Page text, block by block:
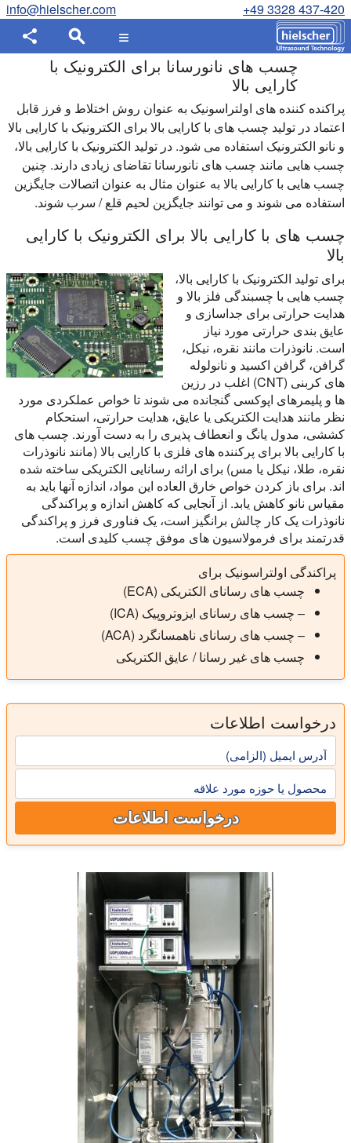
+49 3328 437-420
info@hielscher.com
چسب های نانورسانا برای الکترونیک با
کارایی بالا
پراکنده کننده های اولتراسونیک به عنوان روش اختلاط و فرز قابل
اعتماد در تولید چسب های با کارایی بالا برای الکترونیک با کارایی بالا
و نانو الکترونیک استفاده می شود. در تولید الکترونیک با کارایی بالا،
چسب هایی مانند چسب های نانورسانا تقاضای زیادی دارند. چنین
چسب هایی با کارایی بالا به عنوان مثال به عنوان اتصالات جایگزین
استفاده می شوند و می توانند جایگزین لحیم قلع / سرب شوند.
چسب های با کارایی بالا برای الکترونیک با کارایی
بالا
برای تولید الکترونیک با کارایی بالا،
چسب هایی با چسبندگی فلز بالا و
هدایت حرارتی برای جداسازی و
عایق بندی حرارتی مورد نیاز
است. نانوذرات مانند نقره، نیکل،
گرافن، گرافن اکسید و نانولوله
های کربنی (CNT) اغلب در رزین
ها و پلیمرهای اپوکسی گنجانده می شوند تا خواص عملکردی مورد
نظر مانند هدایت الکتریکی یا عایق، هدایت حرارتی، استحکام
کششی، مدول یانگ و انعطاف پذیری را به دست آورند. چسب های
با کارایی بالا برای پرکننده های فلزی با کارایی بالا (مانند نانوذرات
نقره، طلا، نیکل یا مس) برای ارائه رسانایی الکتریکی ساخته شده
اند. برای باز کردن خواص خارق العاده این مواد، اندازه آنها باید به
مقیاس نانو کاهش یابد. از آنجایی که کاهش اندازه و پراکندگی
نانوذرات یک کار چالش برانگیز است، یک فناوری فرز و پراکندگی
قدرتمند برای فرمولاسیون های موفق چسب کلیدی است.
پراکندگی اولتراسونیک برای
چسب های رسانای الکتریکی (ECA)
– چسب های رسانای ایزوتروپیک (ICA)
– چسب های رسانای ناهمسانگرد (ACA)
چسب های غیر رسانا / عایق الکتریکی
درخواست اطلاعات
آدرس ایمیل (الزامی)
محصول یا حوزه مورد علاقه
درخواست اطلاعات